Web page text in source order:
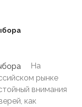
На
рынке
внимания
как